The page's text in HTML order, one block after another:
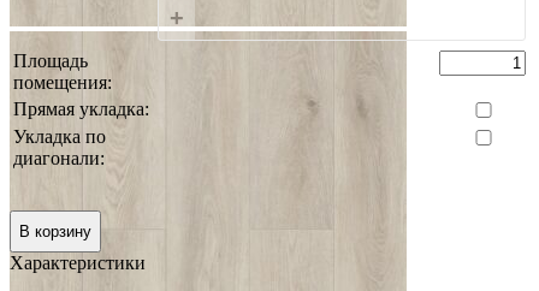
+
Площадь
помещения:
Прямая укладка:
Укладка по
диагонали:
В корзину
Характеристики